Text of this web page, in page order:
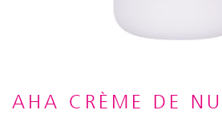
AHA CRÈME DE